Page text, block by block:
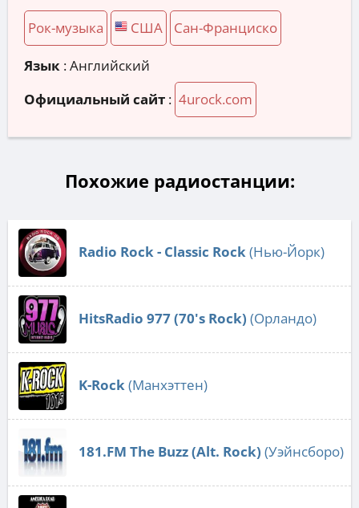
Рок-музыка США Сан-Франциско
Язык : Английский
Официальный сайт : 4urock.com
Похожие радиостанции:
Radio Rock - Classic Rock(Нью-Йорк)
HitsRadio 977 (70's Rock) (Орландо)
K-Rock(Манхэттен)
181.FM The Buzz (Alt. Rock) (Уэйнсборо)